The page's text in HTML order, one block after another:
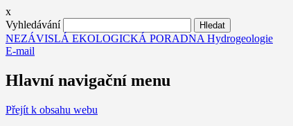
x
Vyhledávání
NEZÁVISLÁ EKOLOGICKÁ PORADNA Hydrogeologie
E-mail
Hlavní navigační menu
Přejít k obsahu webu